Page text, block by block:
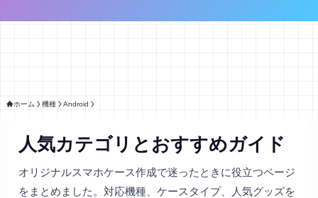
ホーム 機種 Android
人気カテゴリとおすすめガイド
オリジナルスマホケース作成で迷ったときに役立つページ
をまとめました。対応機種、ケースタイプ、人気グッズを